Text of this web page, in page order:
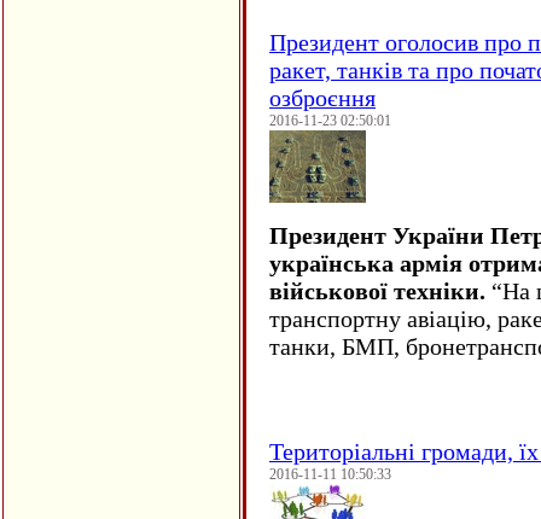
Президент оголосив про
ракет, танків та про
озброєння
2016-11-23 02:50:01
Президент України
українська армія
військової техніки. “На
транспортну авіацію,
танки, БМП,
Територіальні громади,
2016-11-11 10:50:33